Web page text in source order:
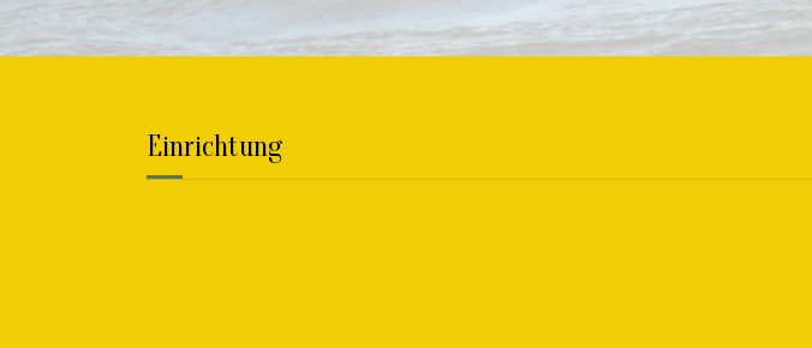
Einrichtung